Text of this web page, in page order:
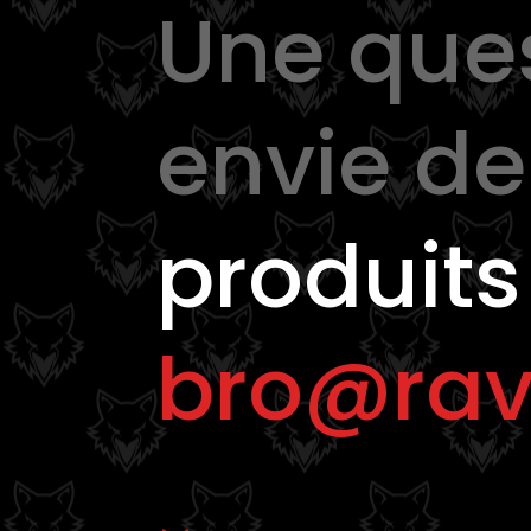
pueden
elegir
en
producto
pueden
elegir
en
página
producto
Une
envie